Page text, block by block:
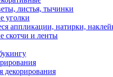
листья, тычинки
уголки
аппликации, натирки,
скотчи и ленты
декорирования